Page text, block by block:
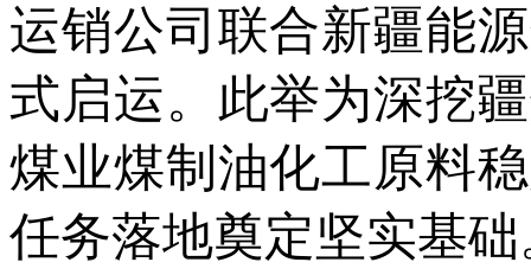
运销公司联合新疆能
式启运。此举为深挖
煤业煤制油化工原料
任务落地奠定坚实基础